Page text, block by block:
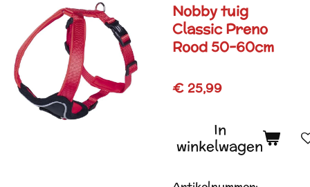
Nobby tuig
Classic Preno
Rood 50-60cm
€ 25,99
In
winkelwagen